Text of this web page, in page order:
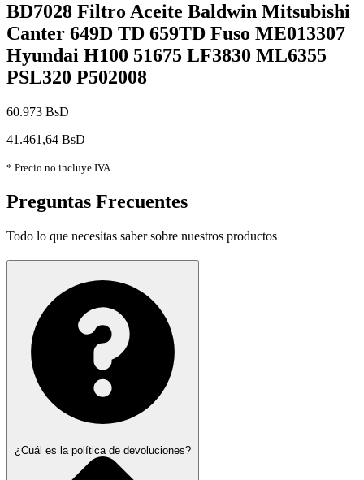
BD7028 Filtro Aceite Baldwin Mitsubishi
Canter 649D TD 659TD Fuso ME013307
Hyundai H100 51675 LF3830 ML6355
PSL320 P502008
60.973 BsD
41.461,64 BsD
* Precio no incluye IVA
Preguntas Frecuentes
Todo lo que necesitas saber sobre nuestros productos
¿Cuál es la política de devoluciones?